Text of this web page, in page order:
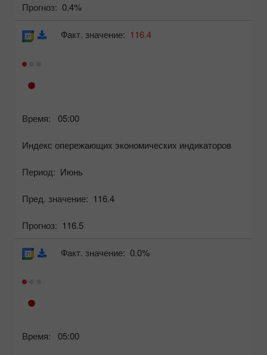
Прогноз: 0.4%
Время: 05:00
Индекс опережающих экономических индикаторов
Период: Июнь
Пред. значение: 116.4
Прогноз: 116.5
Факт. значение: 116.4
Время: 05:00
Факт. значение: 0.0%